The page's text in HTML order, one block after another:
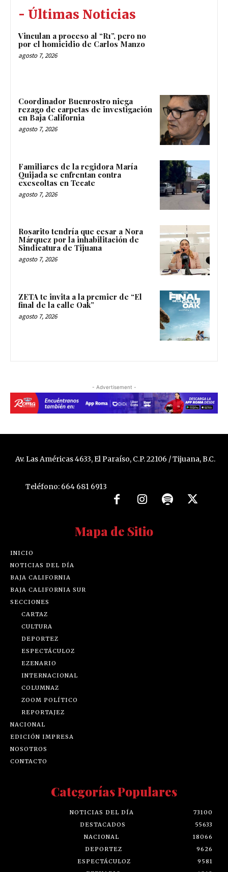
- Últimas Noticias
Vinculan a proceso al “R1”, pero no
por el homicidio de Carlos Manzo
agosto 7, 2026
Coordinador Buenrostro niega
rezago de carpetas de investigación
en Baja California
agosto 7, 2026
Familiares de la regidora María
Quijada se enfrentan contra
exescoltas en Tecate
agosto 7, 2026
Rosarito tendría que cesar a Nora
Márquez por la inhabilitación de
Sindicatura de Tijuana
agosto 7, 2026
ZETA te invita a la premier de “El
final de la calle Oak”
agosto 7, 2026
- Advertisement -
Av. Las Américas 4633, El Paraíso, C.P. 22106 / Tijuana, B.C.
Teléfono: 664 681 6913
Mapa de Sitio
INICIO
NOTICIAS DEL DÍA
BAJA CALIFORNIA
BAJA CALIFORNIA SUR
SECCIONES
CARTAZ
CULTURA
DEPORTEZ
ESPECTÁCULOZ
EZENARIO
INTERNACIONAL
COLUMNAZ
ZOOM POLÍTICO
REPORTAJEZ
NACIONAL
EDICIÓN IMPRESA
NOSOTROS
CONTACTO
Categorías Populares
NOTICIAS DEL DÍA
73100
DESTACADOS
55633
NACIONAL
18066
DEPORTEZ
9626
ESPECTÁCULOZ
9581